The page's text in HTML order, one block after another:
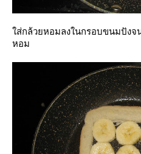
ส่กล้วยหอมลงในกรอบขนมปังจ
หอม